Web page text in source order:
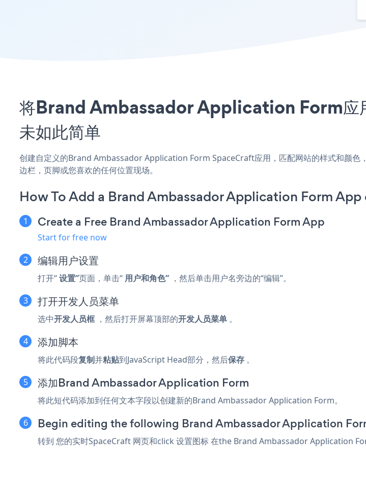
将Brand Ambassador Application Form应
未如此简单
创建自定义的Brand Ambassador Application Form SpaceCraft应用，匹配网站的样式和颜
边栏，页脚或您喜欢的任何位置现场。
How To Add a Brand Ambassador Application Form
Create a Free Brand Ambassador Application Form App
Start for free now
编辑用户设置
打开“设置”页面，单击“ 用户和角色” ，然后单击用户名旁边的“编辑”。
打开开发人员菜单
选中开发人员框，然后打开屏幕顶部的开发人员菜单 。
添加脚本
将此代码段复制并粘贴到JavaScript Head部分，然后保存 。
添加Brand Ambassador Application Form
将此短代码添加到任何文本字段以创建新的Brand Ambassador Application Form。
Begin editing the following Brand Ambassador Application
转到 您的实时SpaceCraft 网页和click 设置图标在the Brand Ambassador Application